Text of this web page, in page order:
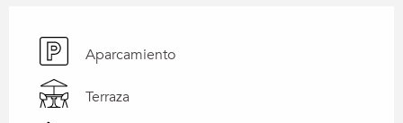
Aparcamiento
Terraza